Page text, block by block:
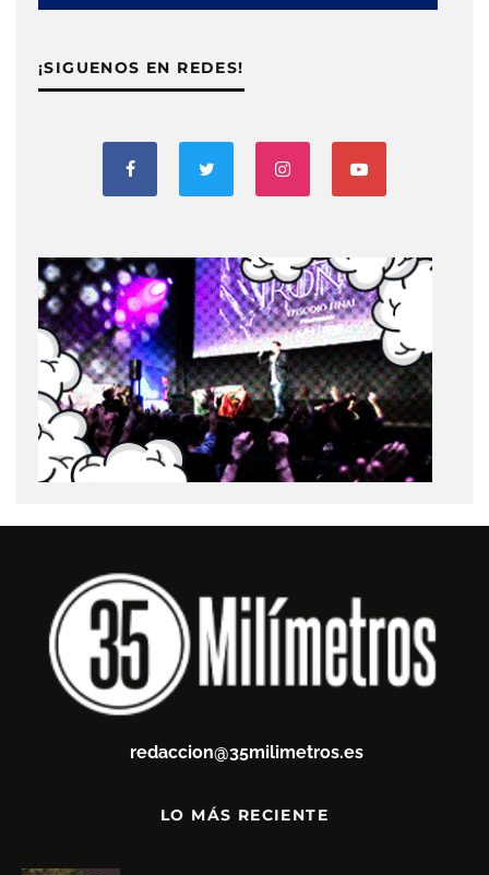
¡SIGUENOS EN REDES!
redaccion@35milimetros.es
LO MÁS RECIENTE